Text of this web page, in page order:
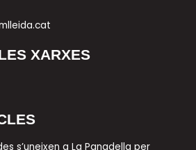
XARXES
s’uneixen a La Panadella per